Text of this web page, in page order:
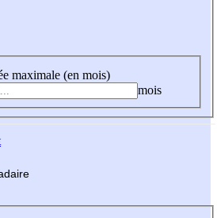
maximale (en mois)
mois